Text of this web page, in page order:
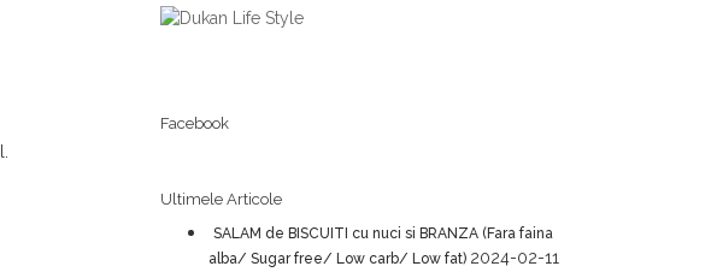
Facebook
Ultimele Articole
SALAM de BISCUITI cu nuci si BRANZA (Fara faina
alba/ Sugar free/ Low carb/ Low fat) 2024-02-11